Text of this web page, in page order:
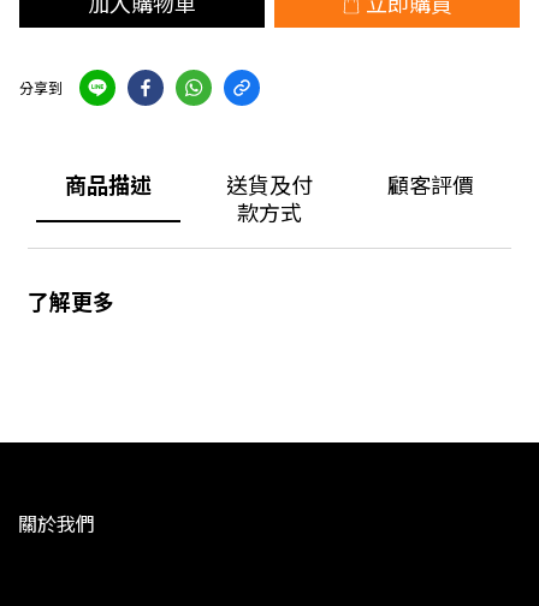
分享到
商品描述
送貨及付
款方式
顧客評價
了解更多
關於我們